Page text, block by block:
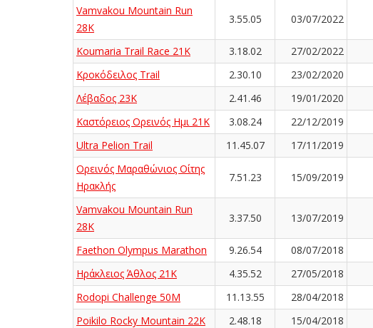
Vamvakou Mountain Run
28Κ
3.55.05 03/07/2022
Koumaria Trail Race 21K 3.18.02 27/02/2022
Κροκόδειλος Trail
2.30.10 23/02/2020
Λέβαδος 23Κ
2.41.46 19/01/2020
Καστόρειος Ορεινός Ημι 21Κ
3.08.24 22/12/2019
Ultra Pelion Trail
11.45.07 17/11/2019
Ορεινός Μαραθώνιος Οίτης
Ηρακλής
7.51.23 15/09/2019
Vamvakou Mountain Run
28K
3.37.50 13/07/2019
Faethon Olympus Marathon 9.26.54 08/07/2018
Ηράκλειος Άθλος 21K
4.35.52 27/05/2018
Rodopi Challenge 50M
11.13.55 28/04/2018
Poikilo Rocky Mountain 22K
2.48.18 15/04/2018